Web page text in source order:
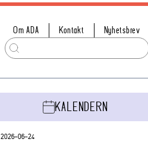
Om ADA Kontakt Nyhetsbrev
KALENDERN
2026-06-24